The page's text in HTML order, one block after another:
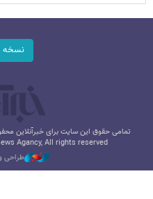
نسخه
تمامی حقوق این سایت برای خبرآنلاین
Agancy, All rights reserved
طراحی